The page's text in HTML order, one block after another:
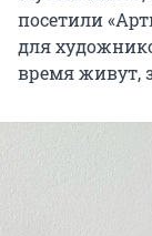
посетили
для
время живут,